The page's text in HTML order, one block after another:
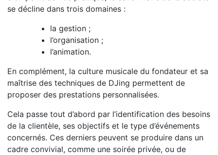
se décline dans trois domaines :
la gestion ;
l’organisation ;
l’animation.
En complément, la culture musicale du fondateur et sa
maîtrise des techniques de DJing permettent de
proposer des prestations personnalisées.
Cela passe tout d’abord par l’identification des besoins
de la clientèle, ses objectifs et le type d’événements
concernés. Ces derniers peuvent se produire dans un
cadre convivial, comme une soirée privée, ou de